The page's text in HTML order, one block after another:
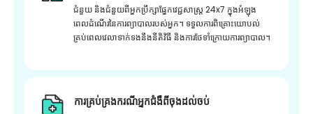
ជំនួយ និងជំនួយពីអ្នកប្រឹក្សាផ្នែកវេជ្ជសាស្រ្ត 24x7 ក្នុងអំឡុង
ពេលដំណើរនៃការព្យាបាលរបស់អ្នក។ ទទួលការពិគ្រោះយោបល់
គ្រប់ពេលវេលាទាក់ទងនឹងនីតិវិធី និងការថែទាំក្រោយការព្យាបាល។
ការគ្រប់គ្រងករណីអ្នកជំងឺពីចុងដល់ចប់